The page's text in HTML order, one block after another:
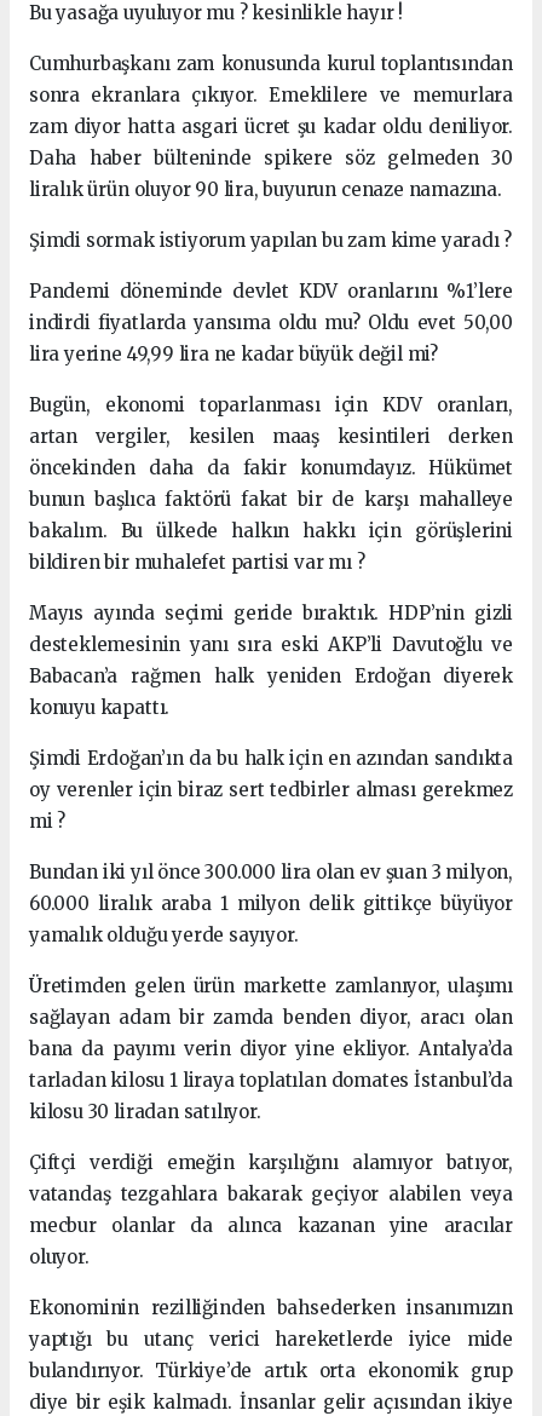
Bu yasağa uyuluyor mu ? kesinlikle hayır !
Cumhurbaşkanı zam konusunda kurul toplantısından
sonra ekranlara çıkıyor. Emeklilere ve memurlara
zam diyor hatta asgari ücret şu kadar oldu deniliyor.
Daha haber bülteninde spikere söz gelmeden 30
liralık ürün oluyor 90 lira, buyurun cenaze namazına.
Şimdi sormak istiyorum yapılan bu zam kime yaradı ?
Pandemi döneminde devlet KDV oranlarını %1’lere
indirdi fiyatlarda yansıma oldu mu? Oldu evet 50,00
lira yerine 49,99 lira ne kadar büyük değil mi?
Bugün, ekonomi toparlanması için KDV oranları,
artan vergiler, kesilen maaş kesintileri derken
öncekinden daha da fakir konumdayız. Hükümet
bunun başlıca faktörü fakat bir de karşı mahalleye
bakalım. Bu ülkede halkın hakkı için görüşlerini
bildiren bir muhalefet partisi var mı ?
Mayıs ayında seçimi geride bıraktık. HDP’nin gizli
desteklemesinin yanı sıra eski AKP’li Davutoğlu ve
Babacan’a rağmen halk yeniden Erdoğan diyerek
konuyu kapattı.
Şimdi Erdoğan’ın da bu halk için en azından sandıkta
oy verenler için biraz sert tedbirler alması gerekmez
mi ?
Bundan iki yıl önce 300.000 lira olan ev şuan 3 milyon,
60.000 liralık araba 1 milyon delik gittikçe büyüyor
yamalık olduğu yerde sayıyor.
Üretimden gelen ürün markette zamlanıyor, ulaşımı
sağlayan adam bir zamda benden diyor, aracı olan
bana da payımı verin diyor yine ekliyor. Antalya’da
tarladan kilosu 1 liraya toplatılan domates İstanbul’da
kilosu 30 liradan satılıyor.
Çiftçi verdiği emeğin karşılığını alamıyor batıyor,
vatandaş tezgahlara bakarak geçiyor alabilen veya
mecbur olanlar da alınca kazanan yine aracılar
oluyor.
Ekonominin rezilliğinden bahsederken insanımızın
yaptığı bu utanç verici hareketlerde iyice mide
bulandırıyor. Türkiye’de artık orta ekonomik grup
diye bir eşik kalmadı. İnsanlar gelir açısından ikiye